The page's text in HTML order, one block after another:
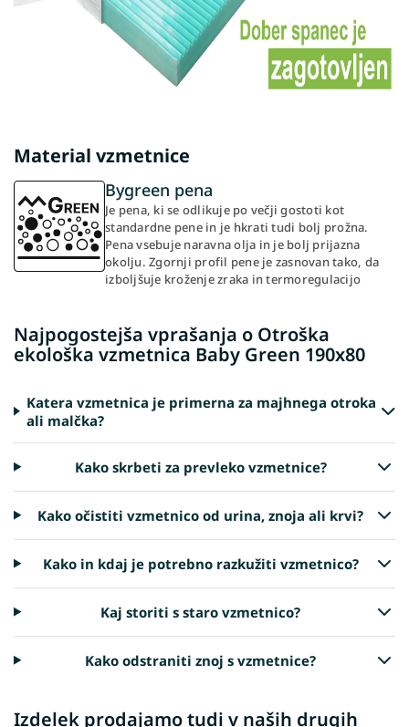
Material vzmetnice
Bygreen pena
Je pena, ki se odlikuje po večji gostoti kot
standardne pene in je hkrati tudi bolj prožna.
Pena vsebuje naravna olja in je bolj prijazna
okolju. Zgornji profil pene je zasnovan tako, da
izboljšuje kroženje zraka in termoregulacijo
Najpogostejša vprašanja o Otroška
ekološka vzmetnica Baby Green 190x80
Katera vzmetnica je primerna za majhnega otroka
ali malčka?
Kako skrbeti za prevleko vzmetnice?
Kako očistiti vzmetnico od urina, znoja ali krvi?
Kako in kdaj je potrebno razkužiti vzmetnico?
Kaj storiti s staro vzmetnico?
Kako odstraniti znoj s vzmetnice?
Izdelek prodajamo tudi v naših drugih